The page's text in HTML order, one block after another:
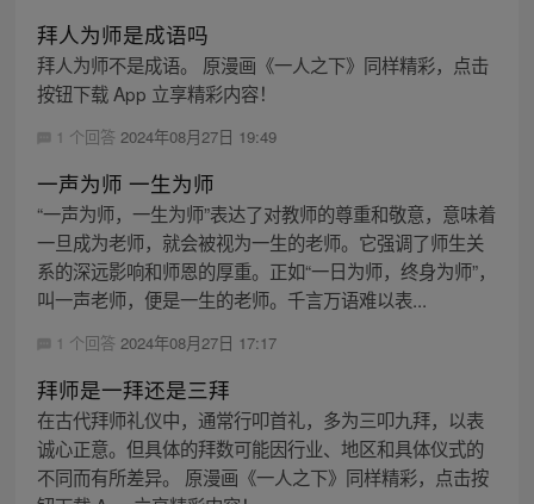
拜人为师是成语吗
拜人为师不是成语。 原漫画《一人之下》同样精彩，点击
按钮下载 App 立享精彩内容！
1 个回答 2024年08月27日 19:49
一声为师 一生为师
“一声为师，一生为师”表达了对教师的尊重和敬意，意味着
一旦成为老师，就会被视为一生的老师。它强调了师生关
系的深远影响和师恩的厚重。正如“一日为师，终身为师”，
叫一声老师，便是一生的老师。千言万语难以表...
1 个回答 2024年08月27日 17:17
拜师是一拜还是三拜
在古代拜师礼仪中，通常行叩首礼，多为三叩九拜，以表
诚心正意。但具体的拜数可能因行业、地区和具体仪式的
不同而有所差异。 原漫画《一人之下》同样精彩，点击按